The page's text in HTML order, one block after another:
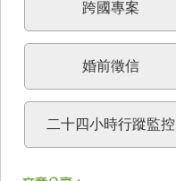
跨國專案
婚前徵信
二十四小時行蹤監控